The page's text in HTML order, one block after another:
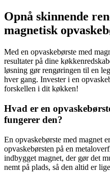
Opnå skinnende
magnetisk
Med en opvaskebørste med
resultater på dine
løsning gør rengøringen til en
hver gang. Invester i en
forskellen i dit køkken!
Hvad er en
fungerer den?
En opvaskebørste med magnet
opvaskebørsten på en
indbygget magnet, der gør det
nemt på plads, så den altid er